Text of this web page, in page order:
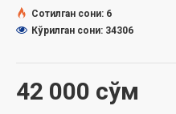
42 000 сўм
Сотилган сони: 6
Кўрилган сони: 34306